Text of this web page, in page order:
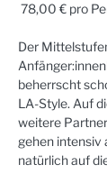
78,00 € pro
Der
beherrscht
LA-Style. Auf
weitere
gehen intensiv
natürlich auf